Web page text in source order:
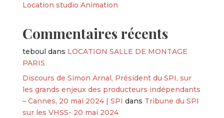
Location studio Animation
Commentaires récents
teboul dans LOCATION SALLE DE MONTAGE
PARIS
Discours de Simon Arnal, Président du SPI, sur
les grands enjeux des producteurs indépendants
– Cannes, 20 mai 2024 | SPI dans Tribune du SPI
sur les VHSS- 20 mai 2024